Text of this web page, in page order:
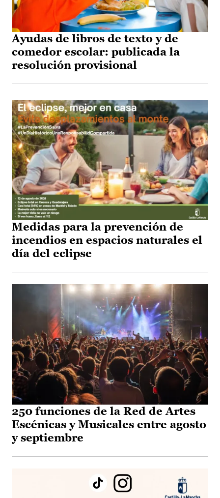
Ayudas de libros de texto y de
comedor escolar: publicada la
resolución provisional
Medidas para la prevención de
incendios en espacios naturales el
día del eclipse
250 funciones de la Red de Artes
Escénicas y Musicales entre agosto
y septiembre